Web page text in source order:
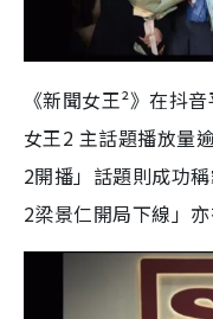
《新聞女王²》在抖
女王2 主話題播放量
2開播」話題則成功
2梁景仁開局下線」